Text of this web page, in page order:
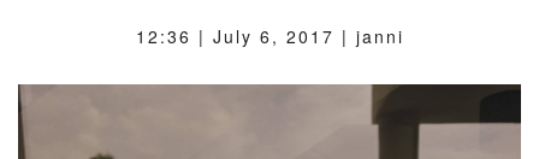
12:36 | July 6, 2017 | janni